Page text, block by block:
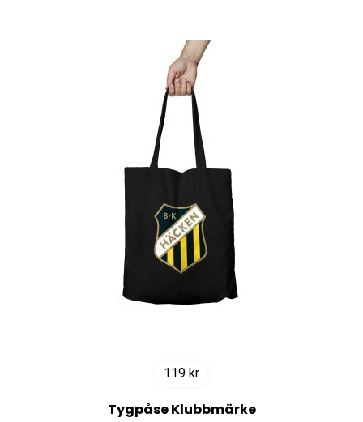
119 kr
Tygpåse Klubbmärke